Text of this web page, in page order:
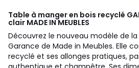
Table à manger en bois recyclé
clair MADE IN MEUBLES
Découvrez le nouveau modèle de
Garance de Made in Meubles. Elle
recyclé et ses allonges pratiques,